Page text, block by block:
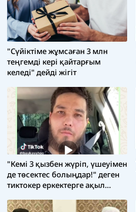
"Сүйіктіме жұмсаған 3 млн
теңгемді кері қайтарғым
келеді" дейді жігіт
"Кемі 3 қызбен жүріп, үшеуімен
де төсектес болыңдар!" деген
тиктокер еркектерге ақыл